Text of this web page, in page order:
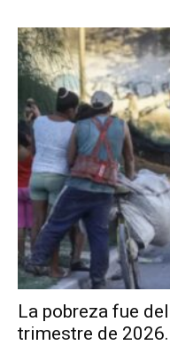
La pobreza fue
trimestre de